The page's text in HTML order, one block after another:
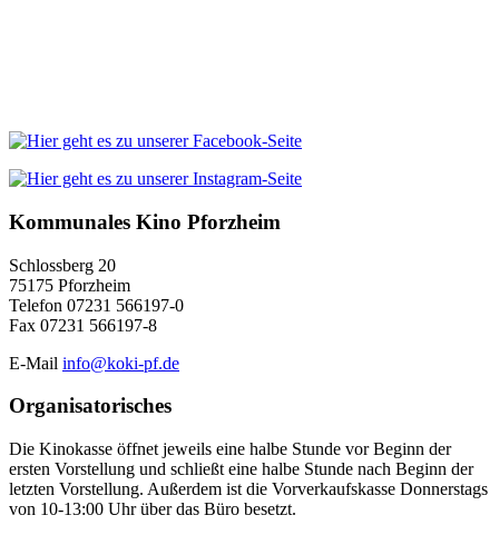
Kommunales Kino Pforzheim
Schlossberg 20
75175 Pforzheim
Telefon 07231 566197-0
Fax 07231 566197-8
E-Mail info@koki-pf.de
Organisatorisches
Die Kinokasse öffnet jeweils eine halbe Stunde vor Beginn der
ersten Vorstellung und schließt eine halbe Stunde nach Beginn der
letzten Vorstellung. Außerdem ist die Vorverkaufskasse Donnerstags
von 10-13:00 Uhr über das Büro besetzt.